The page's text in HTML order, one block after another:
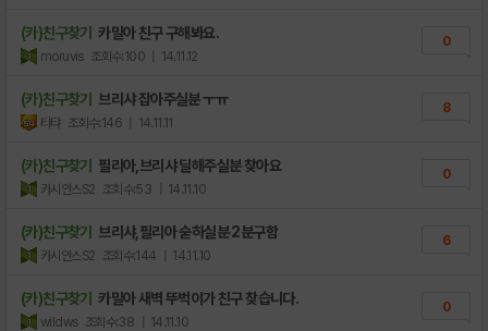
(카)친구찾기 카밀아 친구 구해봐요.
moruvis 조회수:100 | 14.11.12
0
(카)친구찾기 브리샤 잡아주실분 ㅜㅠ
티탸 조회수:146 | 14.11.11
8
(카)친구찾기 필리아,브리샤 딜해주실분 찾아요
카시안스S2 조회수:53 | 14.11.10
0
(카)친구찾기 브리샤,필리아 숟하실분 2분구함
카시안스S2 조회수:144 | 14.11.10
6
(카)친구찾기 카밀아 새벽 뚜벅이가 친구 찾습니다.
wildws 조회수:38 | 14.11.10
0